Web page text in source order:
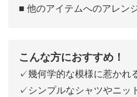
■ 他のアイテムへのアレン
こんな方におすすめ！
✓幾何学的な模様に惹かれ
✓シンプルなシャツやニッ